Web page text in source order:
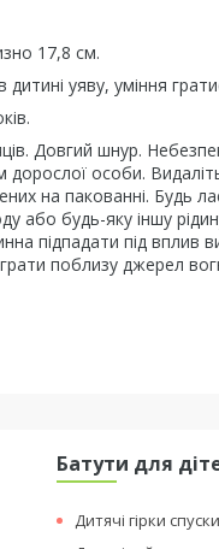
17,8 см.
уяву, уміння
Довгий шнур.
дорослої особи.
на пакованні. Будь
або будь-яку іншу
підпадати під
поблизу джерел
Батути для
Дитячі гірки спуски